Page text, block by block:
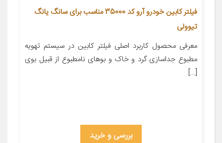
فیلتر کابین خودرو آرو کد 35000 مناسب برای سانگ یانگ
تیوولی
معرفی محصول کاربرد اصلی فیلتر کابین در سیستم تهویه
مطبوع جداسازی گرد و خاک و بوهای نامطبوع از قبیل بوی
[…]
بررسی و خرید